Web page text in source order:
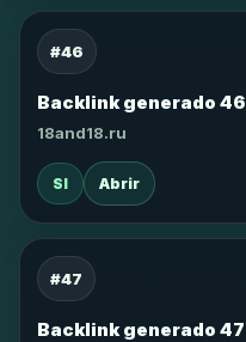
#46
Backlink generado 46
18and18.ru
SI Abrir
#47
Backlink generado 47